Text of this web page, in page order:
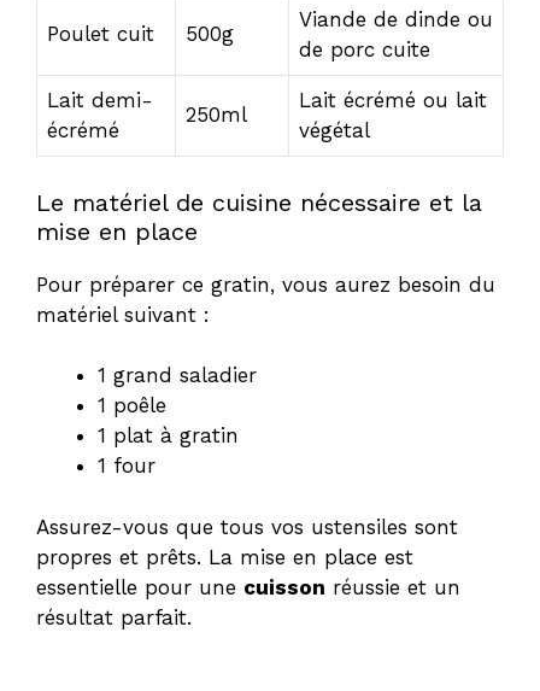
Poulet cuit 500g
Viande de dinde ou
de porc cuite
Lait demi-
écrémé
250ml
Lait écrémé ou lait
végétal
Le matériel de cuisine nécessaire et la
mise en place
Pour préparer ce gratin, vous aurez besoin du
matériel suivant :
1 grand saladier
1 poêle
1 plat à gratin
1 four
Assurez-vous que tous vos ustensiles sont
propres et prêts. La mise en place est
essentielle pour une cuisson réussie et un
résultat parfait.